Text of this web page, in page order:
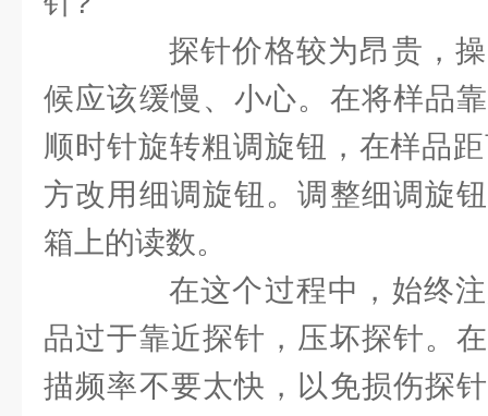
探针价格较为昂贵，操
候应该缓慢、小心。在将样品
顺时针旋转粗调旋钮，在样品
方改用细调旋钮。调整细调旋
箱上的读数。
在这个过程中，始终注
品过于靠近探针，压坏探针。
描频率不要太快，以免损伤探